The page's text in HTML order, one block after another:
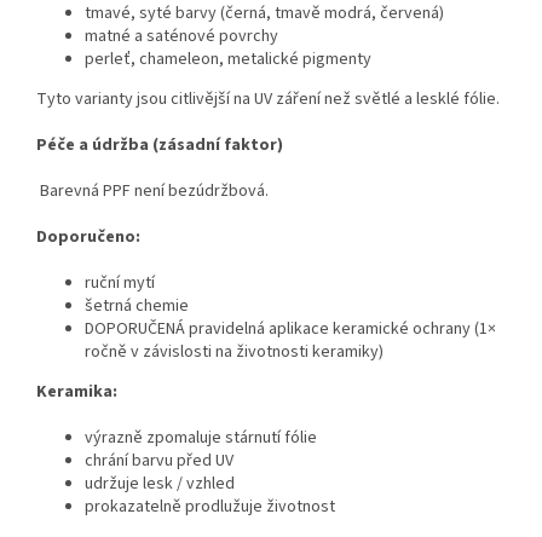
tmavé, syté barvy (černá, tmavě modrá, červená)
matné a saténové povrchy
perleť, chameleon, metalické pigmenty
Tyto varianty jsou citlivější na UV záření než světlé a lesklé fólie.
Péče a údržba (zásadní faktor)
Barevná PPF není bezúdržbová.
Doporučeno:
ruční mytí
šetrná chemie
DOPORUČENÁ pravidelná aplikace keramické ochrany (1×
ročně v závislosti na životnosti keramiky)
Keramika:
výrazně zpomaluje stárnutí fólie
chrání barvu před UV
udržuje lesk / vzhled
prokazatelně prodlužuje životnost